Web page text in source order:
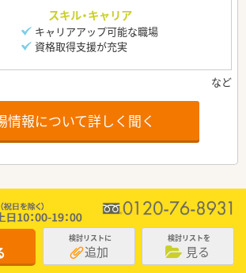
スキル・キャリア
キャリアアップ可能な職場
資格取得支援が充実
情報について詳しく聞く
検討リストに
追加
検討リストを
見る